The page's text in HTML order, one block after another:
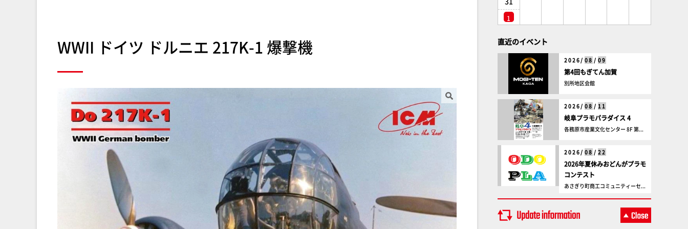
WWII ドイツ ドルニエ 217K-1 爆撃機
1
直近のイベント
2026/ 08 / 09
第4回もぎてん加賀
別所地区会館
2026/ 08 / 11
岐阜プラモパラダイス 4
各務原市産業文化センター 8F 第...
2026/ 08 / 22
2026年夏休みおどんがプラモ
コンテスト
あさぎり町商工コミュニティーセ...